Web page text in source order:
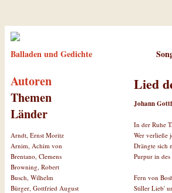
Balladen und Gedichte
Autoren
Themen
Länder
Arndt, Ernst Moritz
Arnim, Achim von
Brentano, Clemens
Browning, Robert
Busch, Wilhelm
Bürger, Gottfried August
Lied
Johann
In der Ruhe
Wer verließe
Drängte sich
Purpur in des
Fern von
Stiller Lieb'